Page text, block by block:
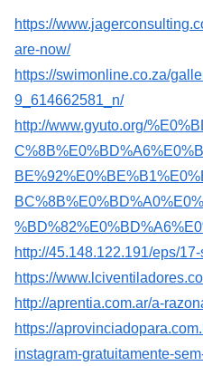
https://
are-now/
https://swimonline.co.za/
9_614662581_n/
http://www.gyuto.org/
http://45.148.122.191/eps/
https://
http://aprentia.com.ar/a-
https://
instagram-gratuitamente-